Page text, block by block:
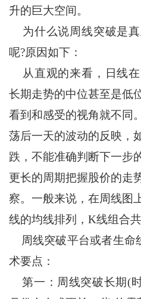
升的巨大空间。
为什么说周线突破是
呢?原因如下：
从直观的来看，日线在
长期走势的中位甚至是低
看到和感受的视角就不同
荡后一天的波动的反映，
跌，不能准确判断下一步
更长的周期把握股价的走
察。一般来说，在周线图
线的均线排列，K线组合
周线突破平台或者生命
术要点：
第一：周线突破长期(